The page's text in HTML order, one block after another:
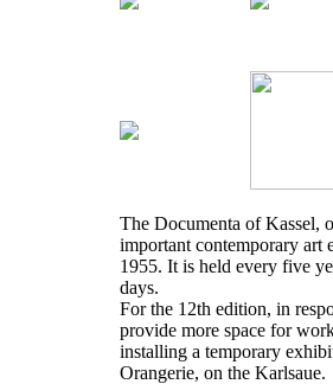
The Documenta of Kassel,
important contemporary art
1955. It is held every five
days.
For the 12th edition, in
provide more space for
installing a temporary
Orangerie, on the Karlsaue.